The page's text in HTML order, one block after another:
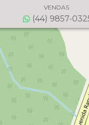
VENDAS
(44) 9857-